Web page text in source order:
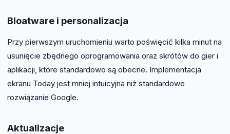
Bloatware i personalizacja
Przy pierwszym uruchomieniu warto poświęcić kilka minut na
usunięcie zbędnego oprogramowania oraz skrótów do gier i
aplikacji, które standardowo są obecne. Implementacja
ekranu Today jest mniej intuicyjna niż standardowe
rozwiązanie Google.
Aktualizacje